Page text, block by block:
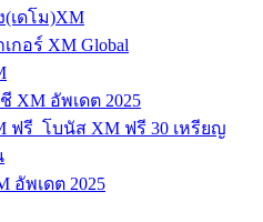
เดโม)XM
กอร์ XM Global
XM อัพเดต 2025
ฟรี โบนัส XM ฟรี 30 เหรียญ
อัพเดต 2025